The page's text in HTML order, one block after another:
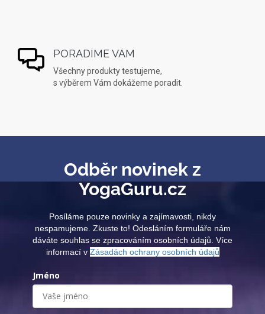
PORADÍME VÁM
Všechny produkty testujeme,
s výběrem Vám dokážeme poradit.
Odběr novinek z
YogaGuru.cz
Posíláme pouze novinky a zajímavosti, nikdy
nespamujeme. Zkuste to! Odesláním formuláře nám
dáváte souhlas se zpracováním osobních údajů. Více
informací v Zásadách ochrany osobních údajů
Jméno